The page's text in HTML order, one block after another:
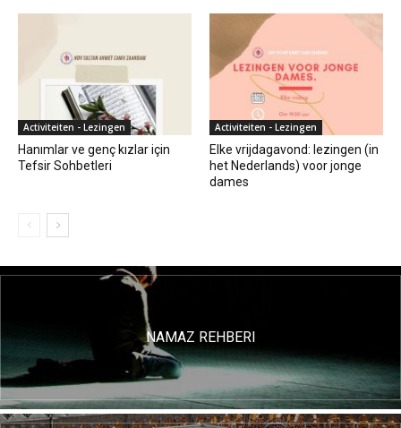
Activiteiten - Lezingen
Hanımlar ve genç kızlar için
Tefsir Sohbetleri
Activiteiten - Lezingen
Elke vrijdagavond: lezingen (in
het Nederlands) voor jonge
dames
NAMAZ REHBERI